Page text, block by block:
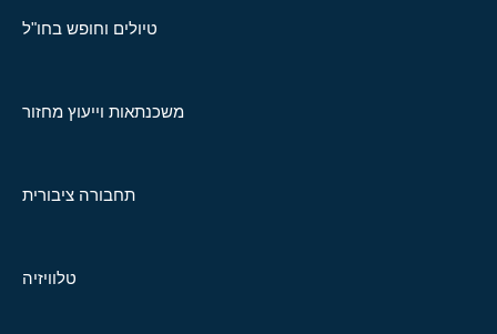
טיולים וחופש בחו"ל
משכנתאות וייעוץ מחזור
תחבורה ציבורית
טלוויזיה